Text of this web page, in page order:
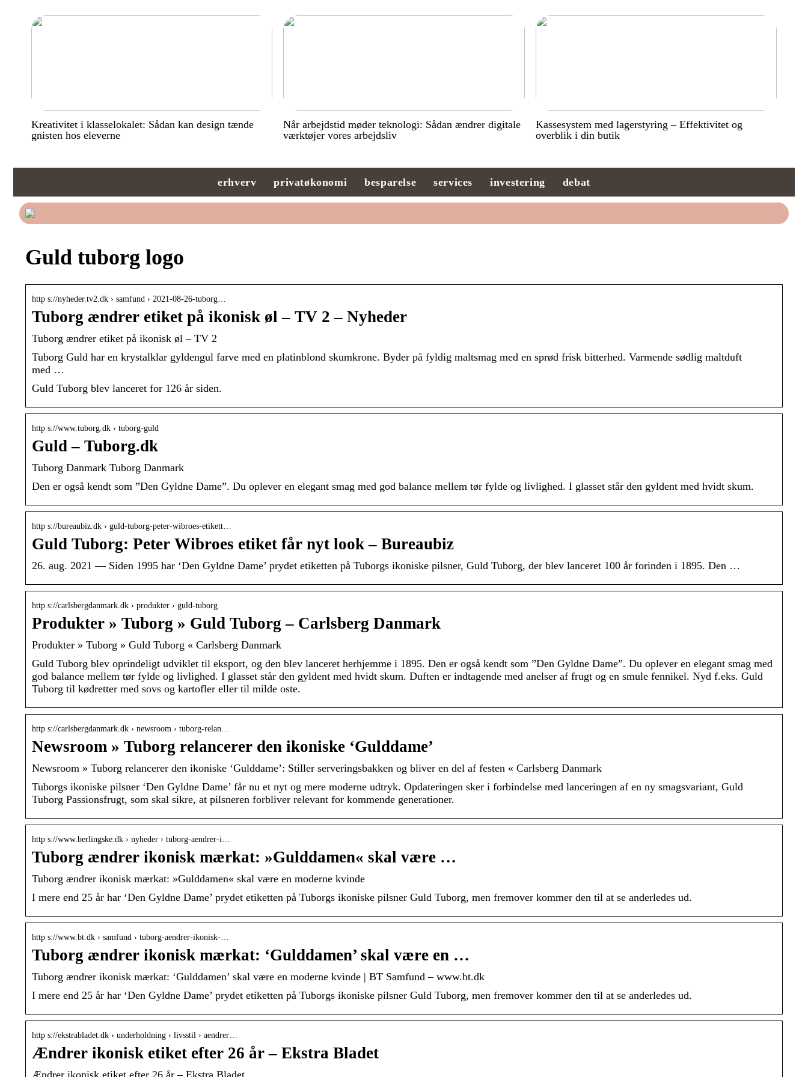
Kreativitet i klasselokalet: Sådan kan design tænde
gnisten hos eleverne
Når arbejdstid møder teknologi: Sådan ændrer digitale
værktøjer vores arbejdsliv
Kassesystem med lagerstyring – Effektivitet og
overblik i din butik
erhverv privatøkonomi besparelse services investering debat
Guld tuborg logo
http s://nyheder.tv2.dk › samfund › 2021-08-26-tuborg…
Tuborg ændrer etiket på ikonisk øl – TV 2 – Nyheder
Tuborg ændrer etiket på ikonisk øl – TV 2
Tuborg Guld har en krystalklar gyldengul farve med en platinblond skumkrone. Byder på fyldig maltsmag med en sprød frisk bitterhed. Varmende sødlig maltduft
med …
Guld Tuborg blev lanceret for 126 år siden.
http s://www.tuborg.dk › tuborg-guld
Guld – Tuborg.dk
Tuborg Danmark Tuborg Danmark
Den er også kendt som ”Den Gyldne Dame”. Du oplever en elegant smag med god balance mellem tør fylde og livlighed. I glasset står den gyldent med hvidt skum.
http s://bureaubiz.dk › guld-tuborg-peter-wibroes-etikett…
Guld Tuborg: Peter Wibroes etiket får nyt look – Bureaubiz
26. aug. 2021 — Siden 1995 har ‘Den Gyldne Dame’ prydet etiketten på Tuborgs ikoniske pilsner, Guld Tuborg, der blev lanceret 100 år forinden i 1895. Den …
http s://carlsbergdanmark.dk › produkter › guld-tuborg
Produkter » Tuborg » Guld Tuborg – Carlsberg Danmark
Produkter » Tuborg » Guld Tuborg « Carlsberg Danmark
Guld Tuborg blev oprindeligt udviklet til eksport, og den blev lanceret herhjemme i 1895. Den er også kendt som ”Den Gyldne Dame”. Du oplever en elegant smag med
god balance mellem tør fylde og livlighed. I glasset står den gyldent med hvidt skum. Duften er indtagende med anelser af frugt og en smule fennikel. Nyd f.eks. Guld
Tuborg til kødretter med sovs og kartofler eller til milde oste.
http s://carlsbergdanmark.dk › newsroom › tuborg-relan…
Newsroom » Tuborg relancerer den ikoniske ‘Gulddame’
Newsroom » Tuborg relancerer den ikoniske ‘Gulddame’: Stiller serveringsbakken og bliver en del af festen « Carlsberg Danmark
Tuborgs ikoniske pilsner ‘Den Gyldne Dame’ får nu et nyt og mere moderne udtryk. Opdateringen sker i forbindelse med lanceringen af en ny smagsvariant, Guld
Tuborg Passionsfrugt, som skal sikre, at pilsneren forbliver relevant for kommende generationer.
http s://www.berlingske.dk › nyheder › tuborg-aendrer-i…
Tuborg ændrer ikonisk mærkat: »Gulddamen« skal være …
Tuborg ændrer ikonisk mærkat: »Gulddamen« skal være en moderne kvinde
I mere end 25 år har ‘Den Gyldne Dame’ prydet etiketten på Tuborgs ikoniske pilsner Guld Tuborg, men fremover kommer den til at se anderledes ud.
http s://www.bt.dk › samfund › tuborg-aendrer-ikonisk-…
Tuborg ændrer ikonisk mærkat: ‘Gulddamen’ skal være en …
Tuborg ændrer ikonisk mærkat: ‘Gulddamen’ skal være en moderne kvinde | BT Samfund – www.bt.dk
I mere end 25 år har ‘Den Gyldne Dame’ prydet etiketten på Tuborgs ikoniske pilsner Guld Tuborg, men fremover kommer den til at se anderledes ud.
http s://ekstrabladet.dk › underholdning › livsstil › aendrer…
Ændrer ikonisk etiket efter 26 år – Ekstra Bladet